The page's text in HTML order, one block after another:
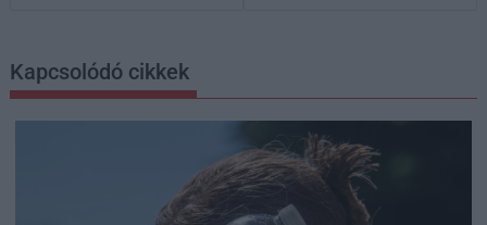
Kapcsolódó cikkek